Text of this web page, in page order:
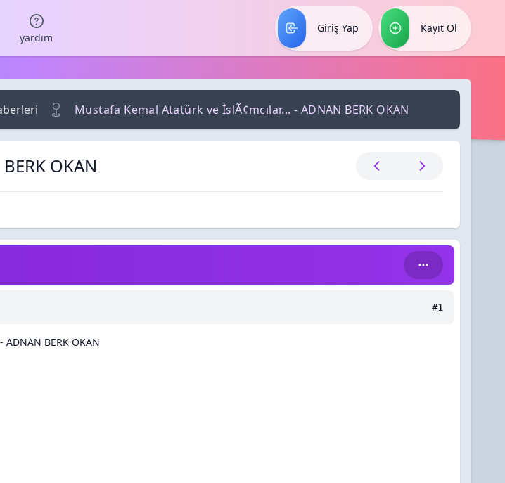
yardım
Giriş Yap Kayıt Ol
Mustafa Kemal Atatürk ve İslÃ¢mcılar... - ADNAN BERK OKAN
OKAN
#1
BERK OKAN